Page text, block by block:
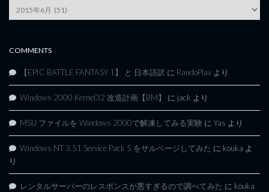
Article
Archives
COMMENTS
【EPIC BATTLE FANTASY 1】 と 日本語訳 に RandoPlay より
Windows 2000 Kernel32 改造計画【BM】 に jack より
MSU ファイルを Windows 2000で解凍してみる実験 に Yas より
Windows NT 3.51 Service Pack 5 をサルベージしてみた に kouka よ
り
レンタルサーバーのレスポンスが悪すぎるので調べてみた に kouka